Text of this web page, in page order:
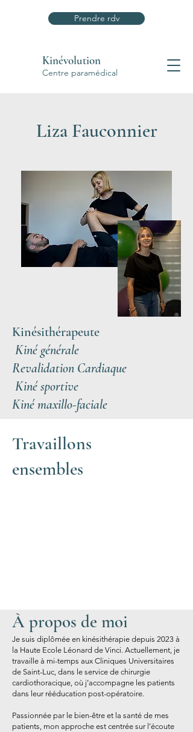
Kinévolution
Centre paramédical
Prendre rdv
Liza Fauconnier
Kinésithérapeute
Kiné générale
Revalidation Cardiaque
Kiné sportive
Kiné maxillo-faciale
Travaillons
ensembles
À propos de moi
Je suis diplômée en kinésithérapie depuis 2023 à
la Haute Ecole Léonard de Vinci. Actuellement, je
travaille à mi-temps aux Cliniques Universitaires
de Saint-Luc, dans le service de chirurgie
cardiothoracique, où j’accompagne les patients
dans leur rééducation post-opératoire.
Passionnée par le bien-être et la santé de mes
patients, mon approche est centrée sur l’écoute